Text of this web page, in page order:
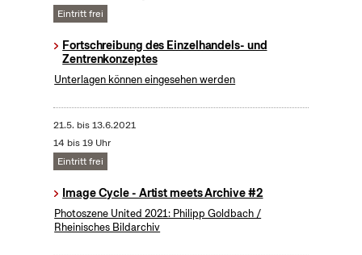
Eintritt frei
Fortschreibung des Einzelhandels- und
Zentrenkonzeptes
Unterlagen können eingesehen werden
21.5. bis13.6.2021
14 bis 19 Uhr
Eintritt frei
Image Cycle - Artist meets Archive #2
Photoszene United 2021: Philipp Goldbach /
Rheinisches Bildarchiv